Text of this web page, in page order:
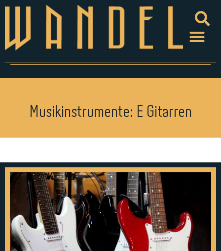
Musikinstrumente: E Gitarren